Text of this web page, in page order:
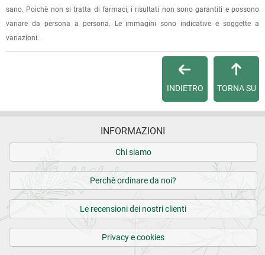
Per qualsiasi informazione, contattaci viae-mail.
Per maggiori dettagli, vedi le
sano. Poichè non si tratta di farmaci, i risultati non sono garantiti e possono
variare da persona a persona. Le immagini sono indicative e soggette a
variazioni.
TORNA SU
INDIETRO
INFORMAZIONI
Chi siamo
Perchè ordinare da noi?
Le recensioni dei nostri clienti
Privacy e cookies